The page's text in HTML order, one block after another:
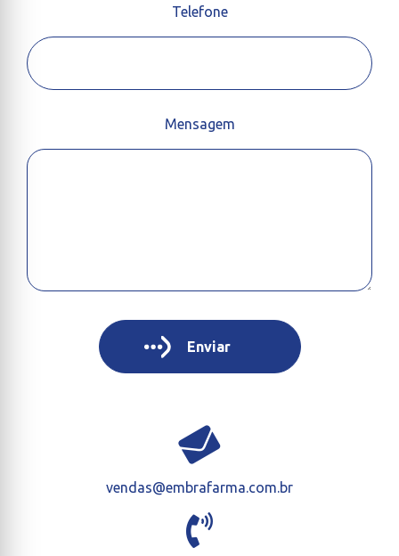
Telefone
Mensagem
vendas@embrafarma.com.br